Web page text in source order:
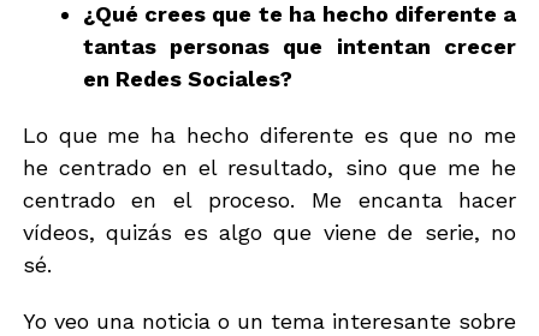
¿Qué crees que te ha hecho diferente a
tantas personas que intentan crecer
en Redes Sociales?
Lo que me ha hecho diferente es que no me
he centrado en el resultado, sino que me he
centrado en el proceso. Me encanta hacer
vídeos, quizás es algo que viene de serie, no
sé.
Yo veo una noticia o un tema interesante sobre